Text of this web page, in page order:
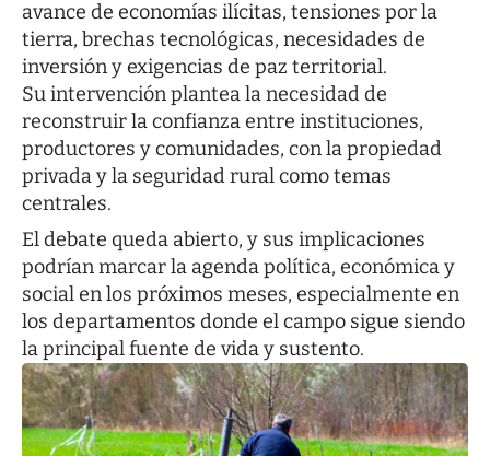
avance de economías ilícitas, tensiones por la
tierra, brechas tecnológicas, necesidades de
inversión y exigencias de paz territorial.
Su intervención plantea la necesidad de
reconstruir la confianza entre instituciones,
productores y comunidades, con la propiedad
privada y la seguridad rural como temas
centrales.
El debate queda abierto, y sus implicaciones
podrían marcar la agenda política, económica y
social en los próximos meses, especialmente en
los departamentos donde el campo sigue siendo
la principal fuente de vida y sustento.